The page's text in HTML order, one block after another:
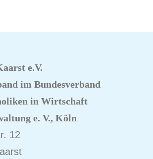
e.V.
im Bundesverband
in Wirtschaft
e. V., Köln
12